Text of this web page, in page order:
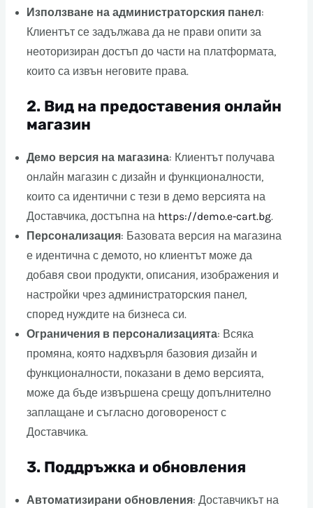
Използване на администраторския панел:
Клиентът се задължава да не прави опити за
неоторизиран достъп до части на платформата,
които са извън неговите права.
2. Вид на предоставения онлайн
магазин
Демо версия на магазина: Клиентът получава
онлайн магазин с дизайн и функционалности,
които са идентични с тези в демо версията на
Доставчика, достъпна на https://demo.e-cart.bg.
Персонализация: Базовата версия на магазина
е идентична с демото, но клиентът може да
добавя свои продукти, описания, изображения и
настройки чрез администраторския панел,
според нуждите на бизнеса си.
Ограничения в персонализацията: Всяка
промяна, която надхвърля базовия дизайн и
функционалности, показани в демо версията,
може да бъде извършена срещу допълнително
заплащане и съгласно договореност с
Доставчика.
3. Поддръжка и обновления
Автоматизирани обновления: Доставчикът на